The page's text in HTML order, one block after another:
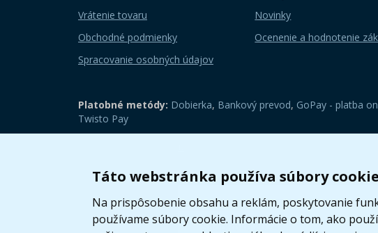
Táto webstránka používa súbory
Na prispôsobenie obsahu a reklám, poskytovanie
používame súbory cookie. Informácie o tom, ako
Vrátenie tovaru
Obchodné podmienky
Spracovanie osobných údajov
Novinky
Ocenenie a hodnotenie
Platobné metódy: Dobierka, Bankový prevod, GoPay - platba
Twisto Pay